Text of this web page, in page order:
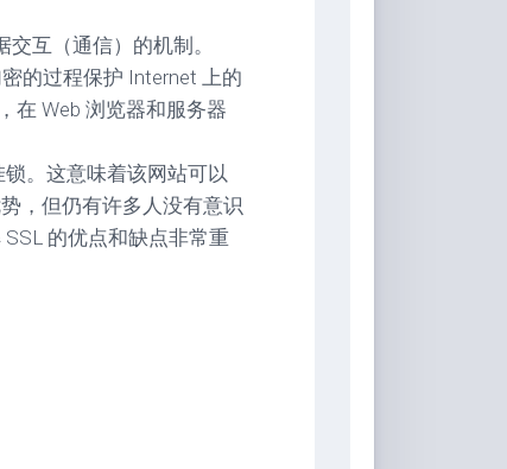
互（通信）的机制。
的过程保护 Internet 上的
在 Web 浏览器和服务器
。这意味着该网站可以
，但仍有许多人没有意识
的优点和缺点非常重